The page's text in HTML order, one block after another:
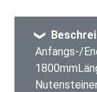
Anfangs-/